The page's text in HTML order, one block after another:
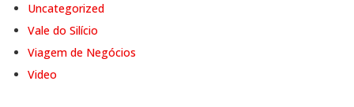
Uncategorized
Vale do Silício
Viagem de Negócios
Video